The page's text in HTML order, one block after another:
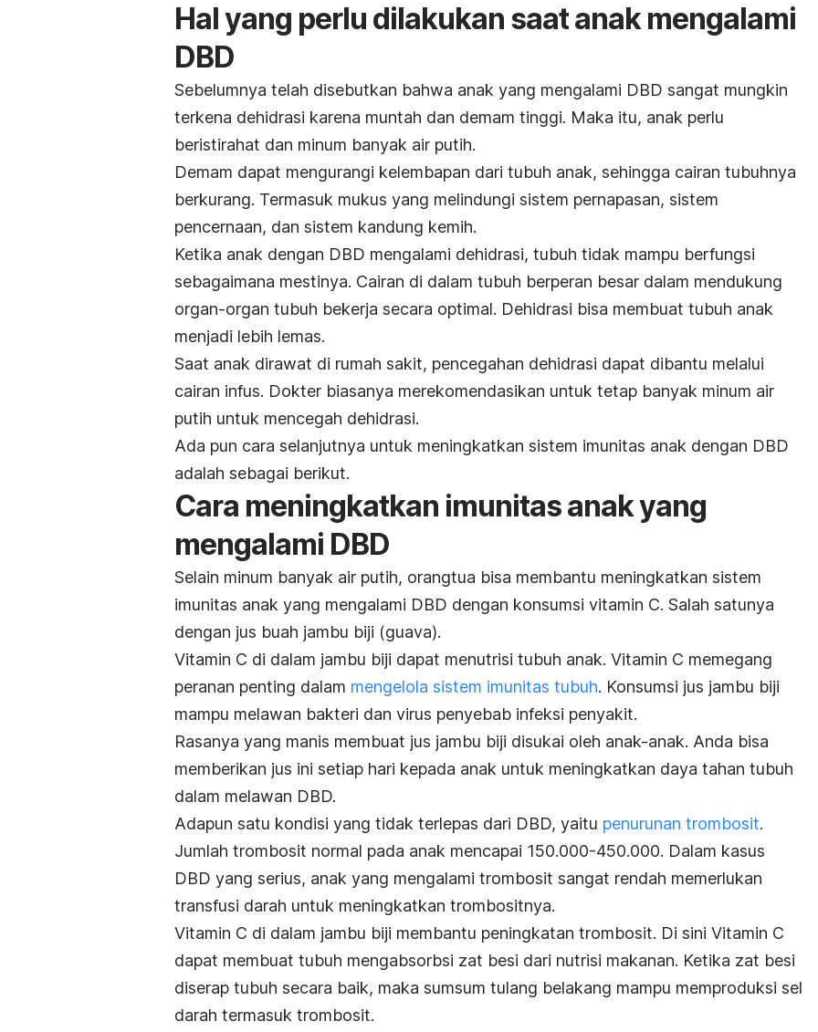
Hal yang perlu dilakukan saat anak mengalami
DBD
Sebelumnya telah disebutkan bahwa anak yang mengalami DBD sangat mungkin
terkena dehidrasi karena muntah dan demam tinggi. Maka itu, anak perlu
beristirahat dan minum banyak air putih.
Demam dapat mengurangi kelembapan dari tubuh anak, sehingga cairan tubuhnya
berkurang. Termasuk mukus yang melindungi sistem pernapasan, sistem
pencernaan, dan sistem kandung kemih.
Ketika anak dengan DBD mengalami dehidrasi, tubuh tidak mampu berfungsi
sebagaimana mestinya. Cairan di dalam tubuh berperan besar dalam mendukung
organ-organ tubuh bekerja secara optimal. Dehidrasi bisa membuat tubuh anak
menjadi lebih lemas.
Saat anak dirawat di rumah sakit, pencegahan dehidrasi dapat dibantu melalui
cairan infus. Dokter biasanya merekomendasikan untuk tetap banyak minum air
putih untuk mencegah dehidrasi.
Ada pun cara selanjutnya untuk meningkatkan sistem imunitas anak dengan DBD
adalah sebagai berikut.
Cara meningkatkan imunitas anak yang
mengalami DBD
Selain minum banyak air putih, orangtua bisa membantu meningkatkan sistem
imunitas anak yang mengalami DBD dengan konsumsi vitamin C. Salah satunya
dengan jus buah jambu biji (guava).
Vitamin C di dalam jambu biji dapat menutrisi tubuh anak. Vitamin C memegang
peranan penting dalam mengelola sistem imunitas tubuh. Konsumsi jus jambu biji
mampu melawan bakteri dan virus penyebab infeksi penyakit.
Rasanya yang manis membuat jus jambu biji disukai oleh anak-anak. Anda bisa
memberikan jus ini setiap hari kepada anak untuk meningkatkan daya tahan tubuh
dalam melawan DBD.
Adapun satu kondisi yang tidak terlepas dari DBD, yaitu penurunan trombosit.
Jumlah trombosit normal pada anak mencapai 150.000-450.000. Dalam kasus
DBD yang serius, anak yang mengalami trombosit sangat rendah memerlukan
transfusi darah untuk meningkatkan trombositnya.
Vitamin C di dalam jambu biji membantu peningkatan trombosit. Di sini Vitamin C
dapat membuat tubuh mengabsorbsi zat besi dari nutrisi makanan. Ketika zat besi
diserap tubuh secara baik, maka sumsum tulang belakang mampu memproduksi sel
darah termasuk trombosit.